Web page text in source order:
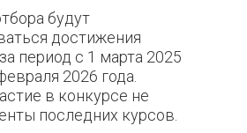
будут
достижения
период с 1 марта 2025
2026 года.
в конкурсе не
последних курсов.